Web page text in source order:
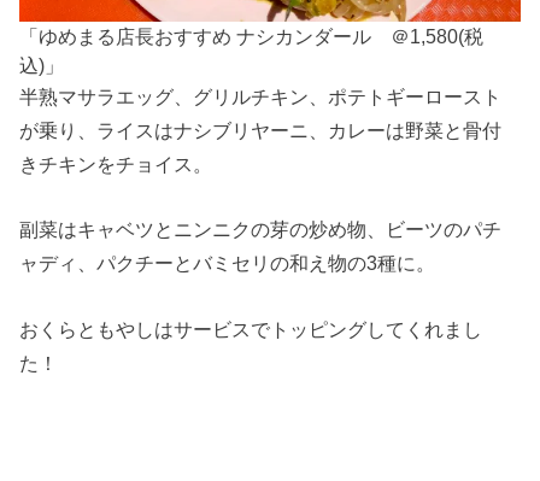
「ゆめまる店長おすすめ ナシカンダール ＠1,580(税
込)」
半熟マサラエッグ、グリルチキン、ポテトギーロースト
が乗り、ライスはナシブリヤーニ、カレーは野菜と骨付
きチキンをチョイス。
副菜はキャベツとニンニクの芽の炒め物、ビーツのパチ
ャディ、パクチーとバミセリの和え物の3種に。
おくらともやしはサービスでトッピングしてくれまし
た！